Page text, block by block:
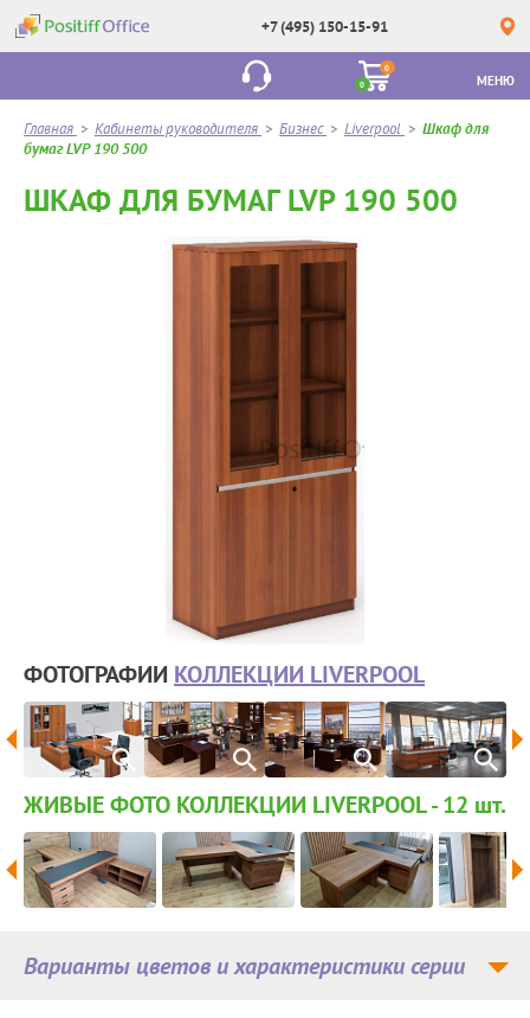
+7 (495) 150-15-91
0
0
МЕНЮ
Главная > Кабинеты руководителя > Бизнес > Liverpool > Шкаф для
бумаг LVP 190 500
ШКАФ ДЛЯ БУМАГ LVP 190 500
ФОТОГРАФИИ КОЛЛЕКЦИИ LIVERPOOL
ЖИВЫЕ ФОТО КОЛЛЕКЦИИ LIVERPOOL - 12 шт.
Варианты цветов и характеристики серии